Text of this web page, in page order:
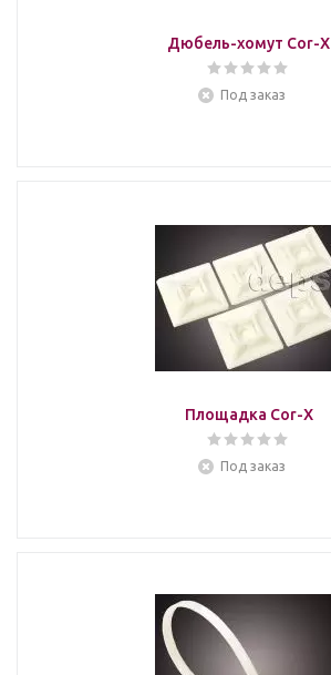
Дюбель-хомут Cor-X
Под заказ
Площадка Cor-X
Под заказ